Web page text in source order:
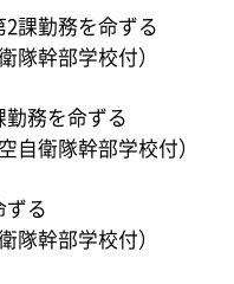
課勤務を命ずる
幹部学校付）
務を命ずる
衛隊幹部学校付）
る
幹部学校付）